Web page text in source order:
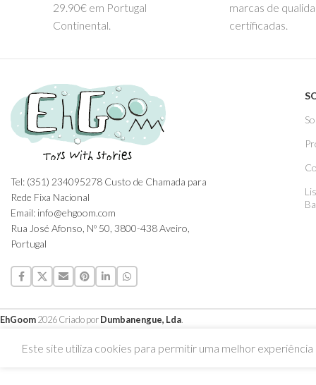
29.90€ em Portugal
Continental.
marcas de
certificadas.
Tel: (351) 234095278 Custo de Chamada para
Rede Fixa Nacional
Email: info@ehgoom.com
Rua José Afonso, Nº 50, 3800-438 Aveiro,
Portugal
EhGoom2026 Criado porDumbanengue, Lda.
Este site utiliza cookies para permitir uma melhor